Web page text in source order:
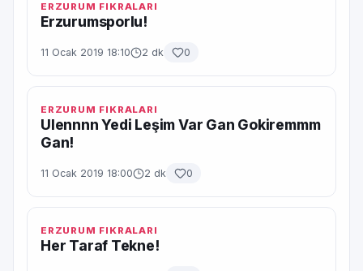
ERZURUM FIKRALARI
Erzurumsporlu!
11 Ocak 2019 18:10 2 dk 0
ERZURUM FIKRALARI
Ulennnn Yedi Leşim Var Gan Gokiremmm
Gan!
11 Ocak 2019 18:00 2 dk 0
ERZURUM FIKRALARI
Her Taraf Tekne!